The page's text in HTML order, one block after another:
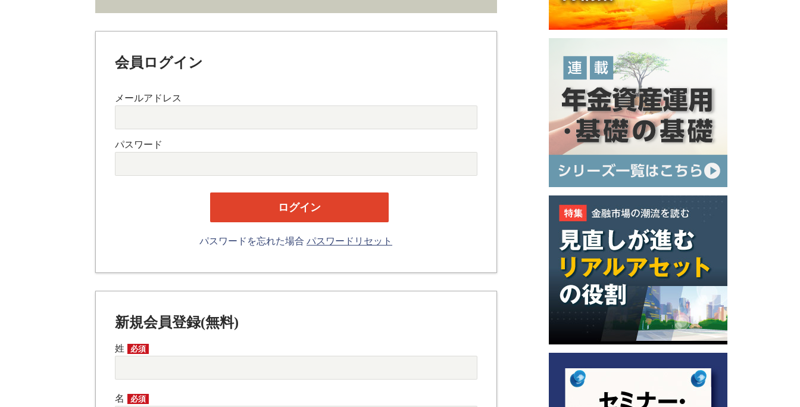
会員ログイン
メールアドレス
パスワード
パスワードを忘れた場合 パスワードリセット
新規会員登録(無料)
姓 必須
名 必須